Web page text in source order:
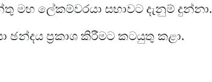
මහ ලේකම්වරයා සභාවට දැනුම් දුන්නා.
ඡන්දය ප්‍රකාශ කිරීමට කටයුතු කළා.